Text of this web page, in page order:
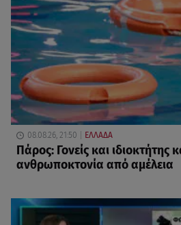
08.08.26, 21:50 ΕΛΛΑΔΑ
Πάρος: Γονείς και ιδιοκτήτης
ανθρωποκτονία από αμέλεια